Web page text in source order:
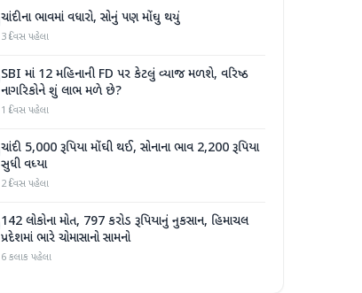
ચાંદીના ભાવમાં વધારો, સોનું પણ મોંઘુ થયું
3 દિવસ પહેલા
SBI માં 12 મહિનાની FD પર કેટલું વ્યાજ મળશે, વરિષ્ઠ
નાગરિકોને શું લાભ મળે છે?
1 દિવસ પહેલા
ચાંદી 5,000 રૂપિયા મોંઘી થઈ, સોનાના ભાવ 2,200 રૂપિયા
સુધી વધ્યા
2 દિવસ પહેલા
142 લોકોના મોત, 797 કરોડ રૂપિયાનું નુકસાન, હિમાચલ
પ્રદેશમાં ભારે ચોમાસાનો સામનો
6 કલાક પહેલા